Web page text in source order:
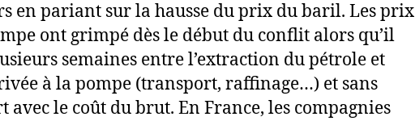
en pariant sur la hausse du prix du baril. Les prix
ont grimpé dès le début du conflit alors qu’il
semaines entre l’extraction du pétrole et
à la pompe (transport, raffinage…) et sans
avec le coût du brut. En France, les compagnies